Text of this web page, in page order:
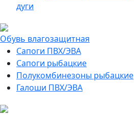
дуги
Обувь влагозащитная
Сапоги ПВХ/ЭВА
Сапоги рыбацкие
Полукомбинезоны рыбацкие
Галоши ПВХ/ЭВА